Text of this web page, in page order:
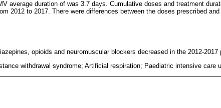
average duration of was 3.7 days. Cumulative doses and treatment
2012 to 2017. There were differences between the doses prescribed
opioids and neuromuscular blockers decreased in the 2012-2017
withdrawal syndrome; Artificial respiration; Paediatric intensive care